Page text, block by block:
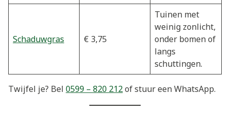
Schaduwgras € 3,75
Tuinen met
weinig zonlicht,
onder bomen of
langs
schuttingen.
Twijfel je? Bel 0599 – 820 212of stuur een WhatsApp.